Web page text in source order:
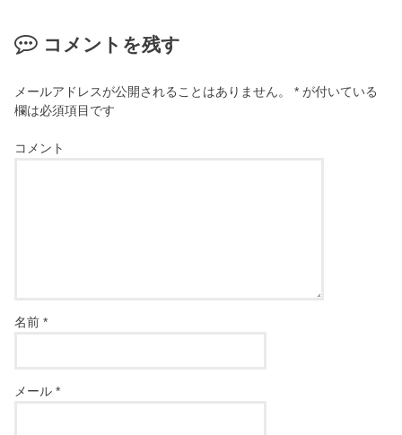
コメントを残す
メールアドレスが公開されることはありません。 * が付いている
欄は必須項目です
コメント
名前*
メール*